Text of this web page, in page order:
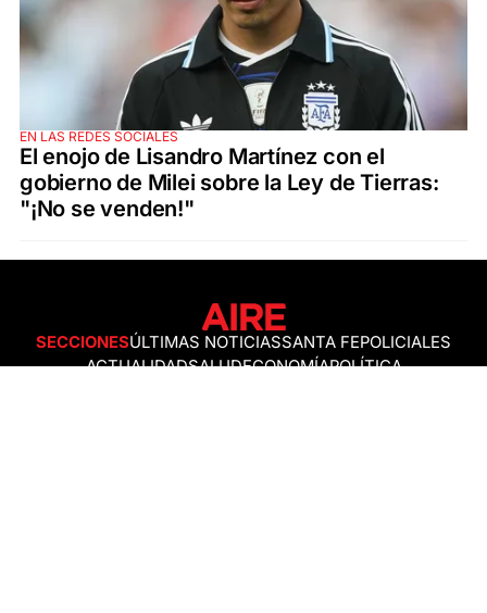
EN LAS REDES SOCIALES
El enojo de Lisandro Martínez con el
gobierno de Milei sobre la Ley de Tierras:
"¡No se venden!"
SECCIONESÚLTIMAS NOTICIASSANTA FEPOLICIALES
ACTUALIDADSALUDECONOMÍAPOLÍTICA